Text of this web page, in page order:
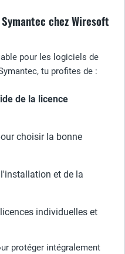
chez Wiresoft
pour les logiciels de
tu profites de :
de la licence
choisir la bonne
et de la
individuelles et
protéger intégralement